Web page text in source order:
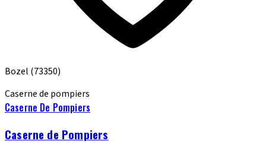
Bozel (73350)
Caserne de pompiers
Caserne De Pompiers
Caserne de Pompiers